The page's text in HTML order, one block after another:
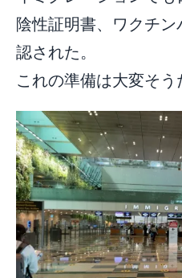
陰性証明書、ワクチ
認された。
これの準備は大変そう